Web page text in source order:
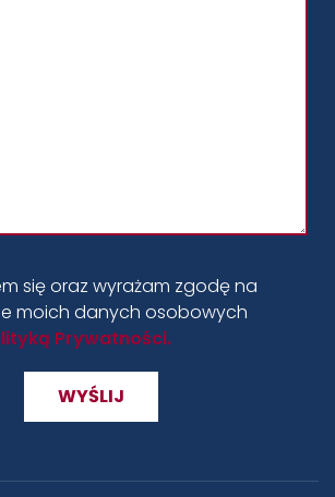
się oraz wyrażam zgodę na
moich danych osobowych
Prywatności.